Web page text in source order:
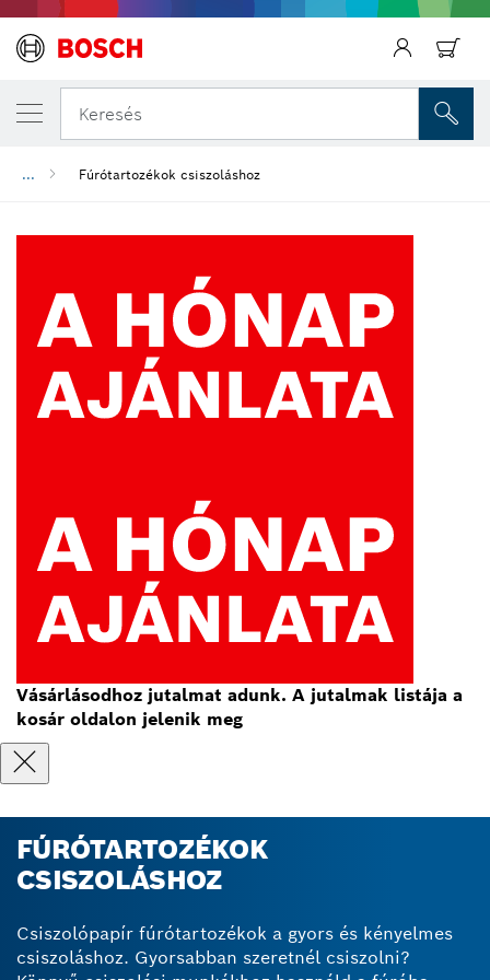
Keresés
... Fúrótartozékok csiszoláshoz
Vásárlásodhoz jutalmat adunk. A jutalmak listája a
kosár oldalon jelenik meg
FÚRÓTARTOZÉKOK
CSISZOLÁSHOZ
Csiszolópapír fúrótartozékok a gyors és kényelmes
csiszoláshoz. Gyorsabban szeretnél csiszolni?